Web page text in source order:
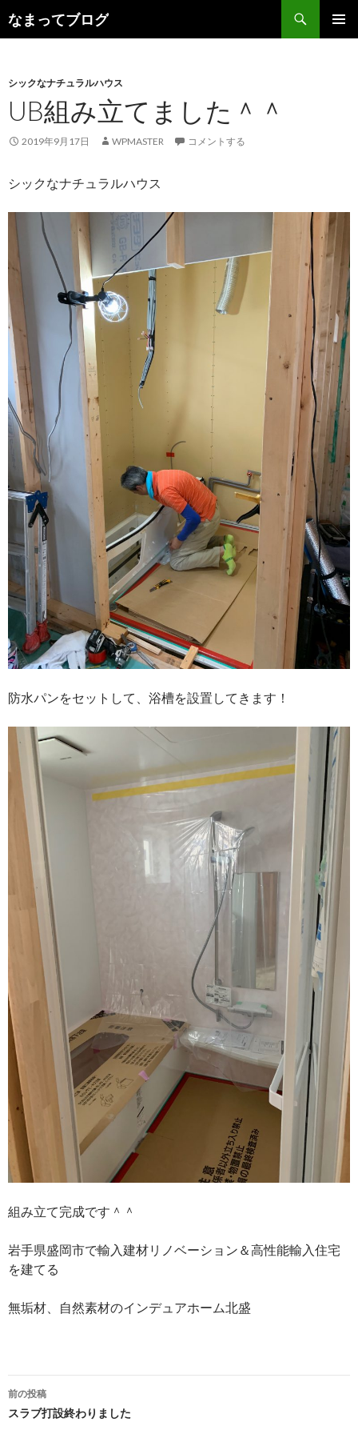
なまってブログ
索コ
ン
ツ
へ
キ
プ
シックなナチュラルハウス
UB組み立てました＾＾
2019年9月17日 WPMASTER コメントする
シックなナチュラルハウス
防水パンをセットして、浴槽を設置してきます！
組み立て完成です＾＾
岩手県盛岡市で輸入建材リノベーション＆高性能輸入住宅
を建てる
無垢材、自然素材のインデュアホーム北盛
投
稿
前の投稿
スラブ打設終わりました